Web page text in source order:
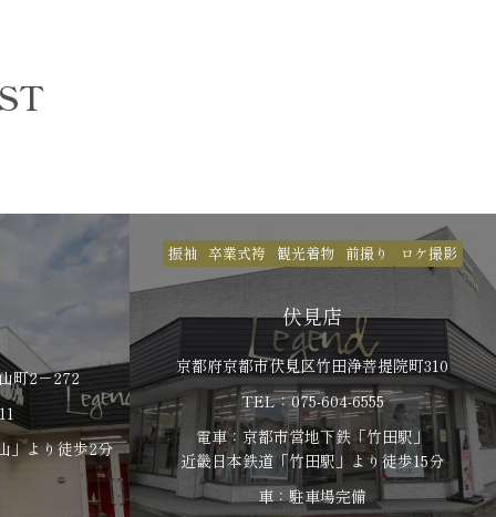
町2－272
」より徒歩2分
振袖 卒業式袴 観光着物 前撮り ロケ撮影
伏見店
京都府京都市伏見区竹田浄菩提院町310
TEL：075-604-6555
電車：京都市営地下鉄「竹田駅」
​​​​​​​近畿日本鉄道「竹田駅」より徒歩15分
車：駐車場完備